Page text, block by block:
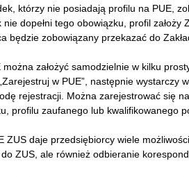
którzy nie posiadają profilu na PUE,
nie dopełni tego obowiązku, profil
będzie zobowiązany przekazać do
można założyć samodzielnie w kilku
w PUE”, następnie wystarczy
rejestracji. Można zarejestrować się
profilu zaufanego lub kwalifikowanego
ZUS daje przedsiębiorcy wiele
ZUS, ale również odbieranie